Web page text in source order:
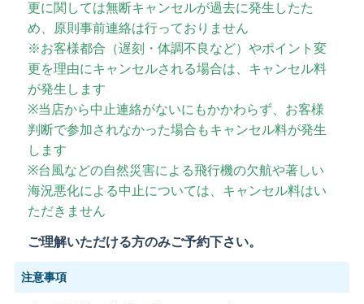
更に関しては無断キャンセルが過去に発生したた
め、原則事前連絡は行っておりません
※お客様都合（遅刻・体調不良など）やポイント変
更を理由にキャンセルされる場合は、キャンセル料
が発生します
※当店から中止連絡がないにもかかわらず、お客様
判断で参加されなかった場合もキャンセル料が発生
します
※台風などの自然災害による飛行機の欠航や著しい
海況悪化による中止については、キャンセル料はい
ただきません
ご理解いただける方のみご予約下さい。
注意事項